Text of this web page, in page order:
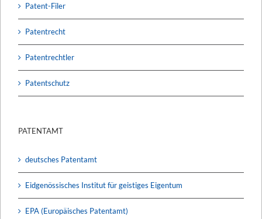
Patent-Filer
Patentrecht
Patentrechtler
Patentschutz
PATENTAMT
deutsches Patentamt
Eidgenössisches Institut für geistiges Eigentum
EPA (Europäisches Patentamt)